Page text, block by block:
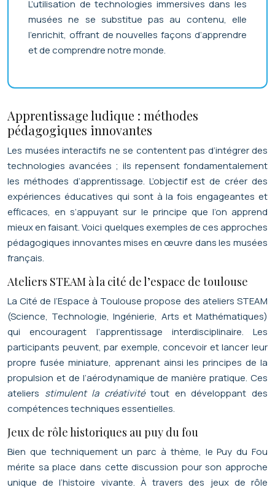
L’utilisation de technologies immersives dans les
musées ne se substitue pas au contenu, elle
l’enrichit, offrant de nouvelles façons d’apprendre
et de comprendre notre monde.
Apprentissage ludique : méthodes
pédagogiques innovantes
Les musées interactifs ne se contentent pas d’intégrer des
technologies avancées ; ils repensent fondamentalement
les méthodes d’apprentissage. L’objectif est de créer des
expériences éducatives qui sont à la fois engageantes et
efficaces, en s’appuyant sur le principe que l’on apprend
mieux en faisant. Voici quelques exemples de ces approches
pédagogiques innovantes mises en œuvre dans les musées
français.
Ateliers STEAM à la cité de l’espace de toulouse
La Cité de l’Espace à Toulouse propose des ateliers STEAM
(Science, Technologie, Ingénierie, Arts et Mathématiques)
qui encouragent l’apprentissage interdisciplinaire. Les
participants peuvent, par exemple, concevoir et lancer leur
propre fusée miniature, apprenant ainsi les principes de la
propulsion et de l’aérodynamique de manière pratique. Ces
ateliers stimulent la créativitétout en développant des
compétences techniques essentielles.
Jeux de rôle historiques au puy du fou
Bien que techniquement un parc à thème, le Puy du Fou
mérite sa place dans cette discussion pour son approche
unique de l’histoire vivante. À travers des jeux de rôle